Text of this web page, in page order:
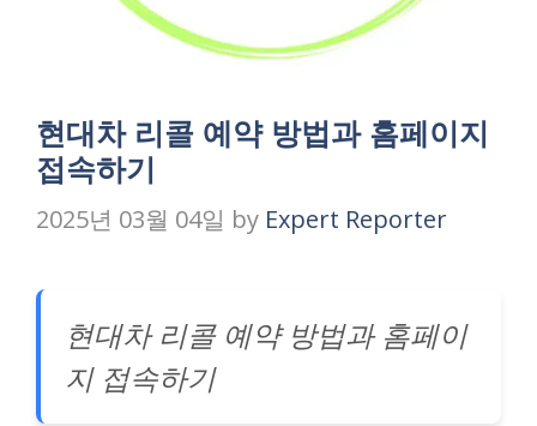
현대차 리콜 예약 방법과 홈페이지
접속하기
2025년 03월 04일 by Expert Reporter
현대차 리콜 예약 방법과 홈페이
지 접속하기